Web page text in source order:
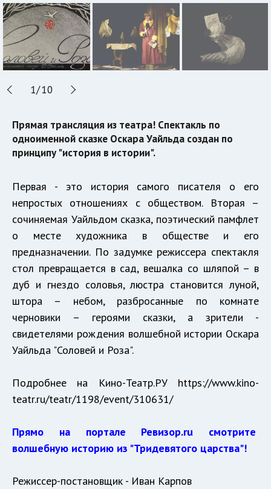
1/10
Прямая трансляция из театра! Спектакль по
одноименной сказке Оскара Уайльда создан по
принципу "история в истории".
Первая - это история самого писателя о его
непростых отношениях с обществом. Вторая –
сочиняемая Уайльдом сказка, поэтический памфлет
о месте художника в обществе и его
предназначении. По задумке режиссера спектакля
стол превращается в сад, вешалка со шляпой – в
дуб и гнездо соловья, люстра становится луной,
штора – небом, разбросанные по комнате
черновики – героями сказки, а зрители -
свидетелями рождения волшебной истории Оскара
Уайльда "Соловей и Роза".
Подробнее на Кино-Театр.РУ https://www.kino-
teatr.ru/teatr/1198/event/310631/
Прямо на портале Ревизор.ru смотрите
волшебную историю из "Тридевятого царства"!
Режиссер-постановщик - Иван Карпов